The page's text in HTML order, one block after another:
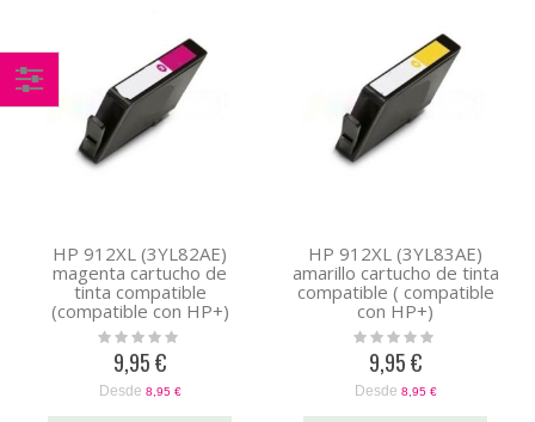
HP 912XL (3YL82AE)
magenta cartucho de
tinta compatible
(compatible con HP+)
Rating:
9,95 €
Desde 8,95 €
HP 912XL (3YL83AE)
amarillo cartucho de tinta
compatible ( compatible
con HP+)
Rating:
9,95 €
Desde 8,95 €
Comprar